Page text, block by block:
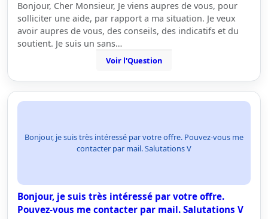
Bonjour, Cher Monsieur, Je viens aupres de vous, pour
solliciter une aide, par rapport a ma situation. Je veux
avoir aupres de vous, des conseils, des indicatifs et du
soutient. Je suis un sans…
Voir l'Question
Bonjour, je suis très intéressé par votre offre. Pouvez-vous me
contacter par mail. Salutations V
Bonjour, je suis très intéressé par votre offre.
Pouvez-vous me contacter par mail. Salutations V